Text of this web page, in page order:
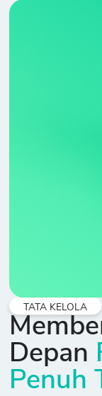
TATA KELOLA
Depan
Penuh